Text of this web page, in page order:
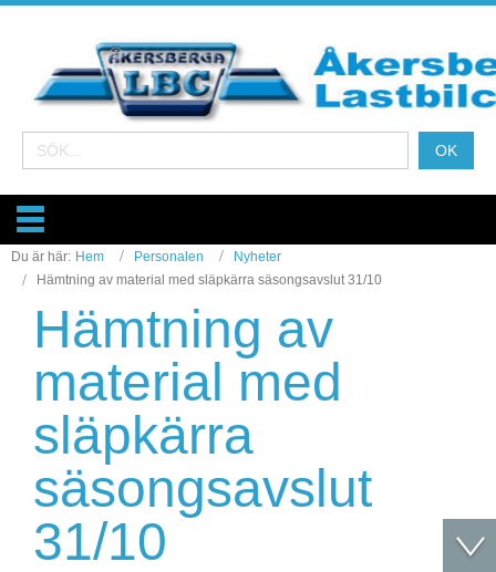
Du är här: Hem Personalen
Nyheter
Hämtning av material med släpkärra säsongsavslut 31/10
Hämtning av
material med
släpkärra
säsongsavslut
31/10